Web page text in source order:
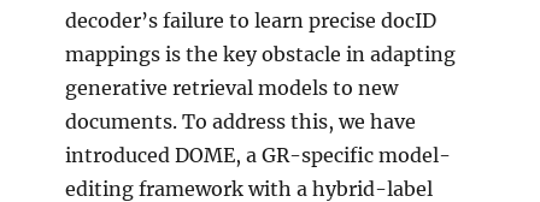
decoder’s failure to learn precise docID
mappings is the key obstacle in adapting
generative retrieval models to new
documents. To address this, we have
introduced DOME, a GR-specific model-
editing framework with a hybrid-label